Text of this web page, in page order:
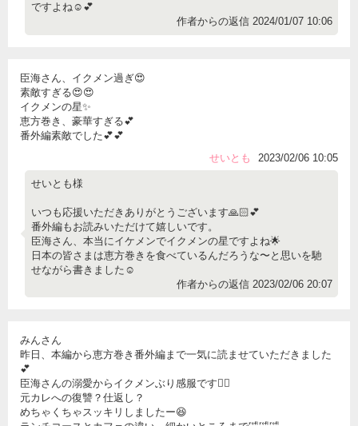
ですよね☺️💕
作者からの返信 2024/01/07 10:06
臣海さん、イクメン過ぎ😍
素敵すぎる😍😍
イクメンの星✨
恵方巻き、豪華すぎる💕
番外編素敵でした💕💕
せいとも
2023/02/06 10:05
せいとも様
いつも応援いただきありがとうございます🙏🏻💕
番外編もお読みいただけて嬉しいです。
臣海さん、本当にイケメンでイクメンの星ですよね🌟
日本の皆さまは恵方巻きを食べているんだろうな〜と思いを馳
せながら書きました☺️
作者からの返信 2023/02/06 20:07
みんさん
昨日、本編から恵方巻き番外編まで一気に読ませていただきました
💕
臣海さんの溺愛からイクメンぶり感服です🙆‍♀️
元カレへの復讐？仕返し？
めちゃくちゃスッキリしましたー😆